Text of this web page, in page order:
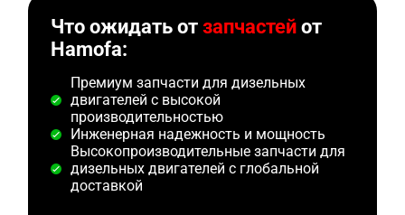
Что ожидать отзапчастей от
Hamofa:
Премиум запчасти для дизельных
двигателей с высокой
производительностью
Инженерная надежность и мощность
Высокопроизводительные запчасти для
дизельных двигателей с глобальной
доставкой